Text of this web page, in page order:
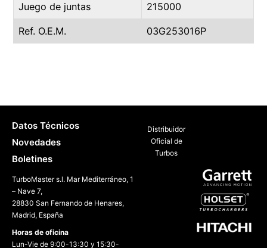
Juego de juntas 215000
Ref. O.E.M. 03G253016P
Distribuidor
Oficial de
Turbos
Datos Técnicos
Novedades
Boletines
TurboMaster s.l. Mar Mediterráneo, 1
– Nave 7,
28830 San Fernando de Henares,
Madrid, España
Horas de oficina
Lun-Vie de 9:00-13:30 y 15:30-